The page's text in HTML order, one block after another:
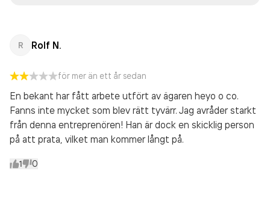
R Rolf N.
för mer än ett år sedan
En bekant har fått arbete utfört av ägaren heyo o co.
Fanns inte mycket som blev rätt tyvärr. Jag avråder starkt
från denna entreprenören! Han är dock en skicklig person
på att prata, vilket man kommer långt på.
1 0